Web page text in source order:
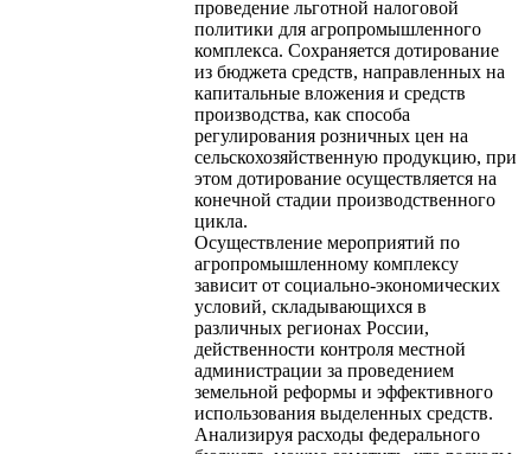
проведение льготной налоговой
политики для агропромышленного
комплекса. Сохраняется дотирование
из бюджета средств, направленных на
капитальные вложения и средств
производства, как способа
регулирования розничных цен на
сельскохозяйственную продукцию, при
этом дотирование осуществляется на
конечной стадии производственного
цикла.
Осуществление мероприятий по
агропромышленному комплексу
зависит от социально-экономических
условий, складывающихся в
различных регионах России,
действенности контроля местной
администрации за проведением
земельной реформы и эффективного
использования выделенных средств.
Анализируя расходы федерального